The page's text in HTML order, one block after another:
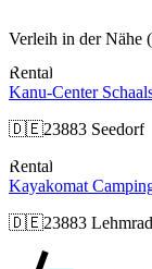
Verleih in der Nähe
Rental
Kanu-Center
🇩🇪23883 Seedorf
Rental
Kayakomat
🇩🇪23883